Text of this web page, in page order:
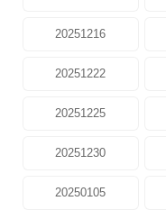
20251216
20251222
20251225
20251230
20250105